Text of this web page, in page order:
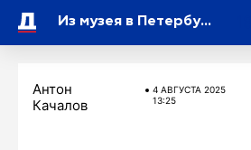
Из музея в Петербурге украли слиток золота, который оказался поддельным
Антон
Качалов
4 АВГУСТА 2025
13:25